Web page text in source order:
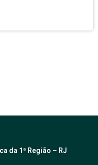
da 1ª Região – RJ